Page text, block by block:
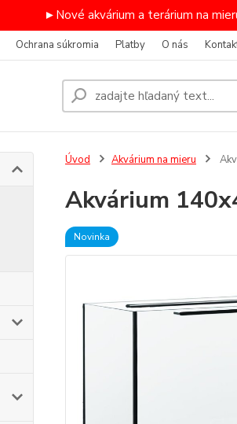
►Nové akvárium a terárium na
Ochrana súkromia Platby O nás
Úvod Akvárium na mieru
Akvárium
Novinka